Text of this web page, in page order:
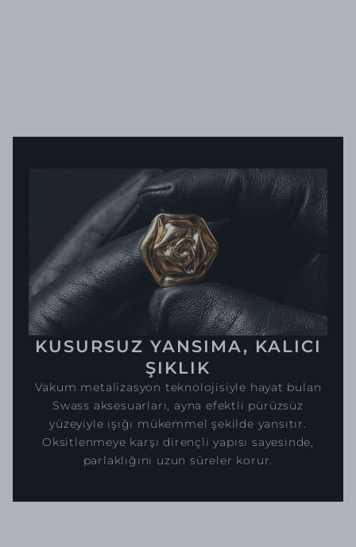
KUSURSUZ YANSIMA, KALICI
ŞIKLIK
Vakum metalizasyon teknolojisiyle hayat bulan
Swass aksesuarları, ayna efektli pürüzsüz
yüzeyiyle ışığı mükemmel şekilde yansıtır.
Oksitlenmeye karşı dirençli yapısı sayesinde,
parlaklığını uzun süreler korur.